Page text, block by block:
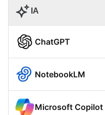
IA
ChatGPT
NotebookLM
Microsoft Copilot